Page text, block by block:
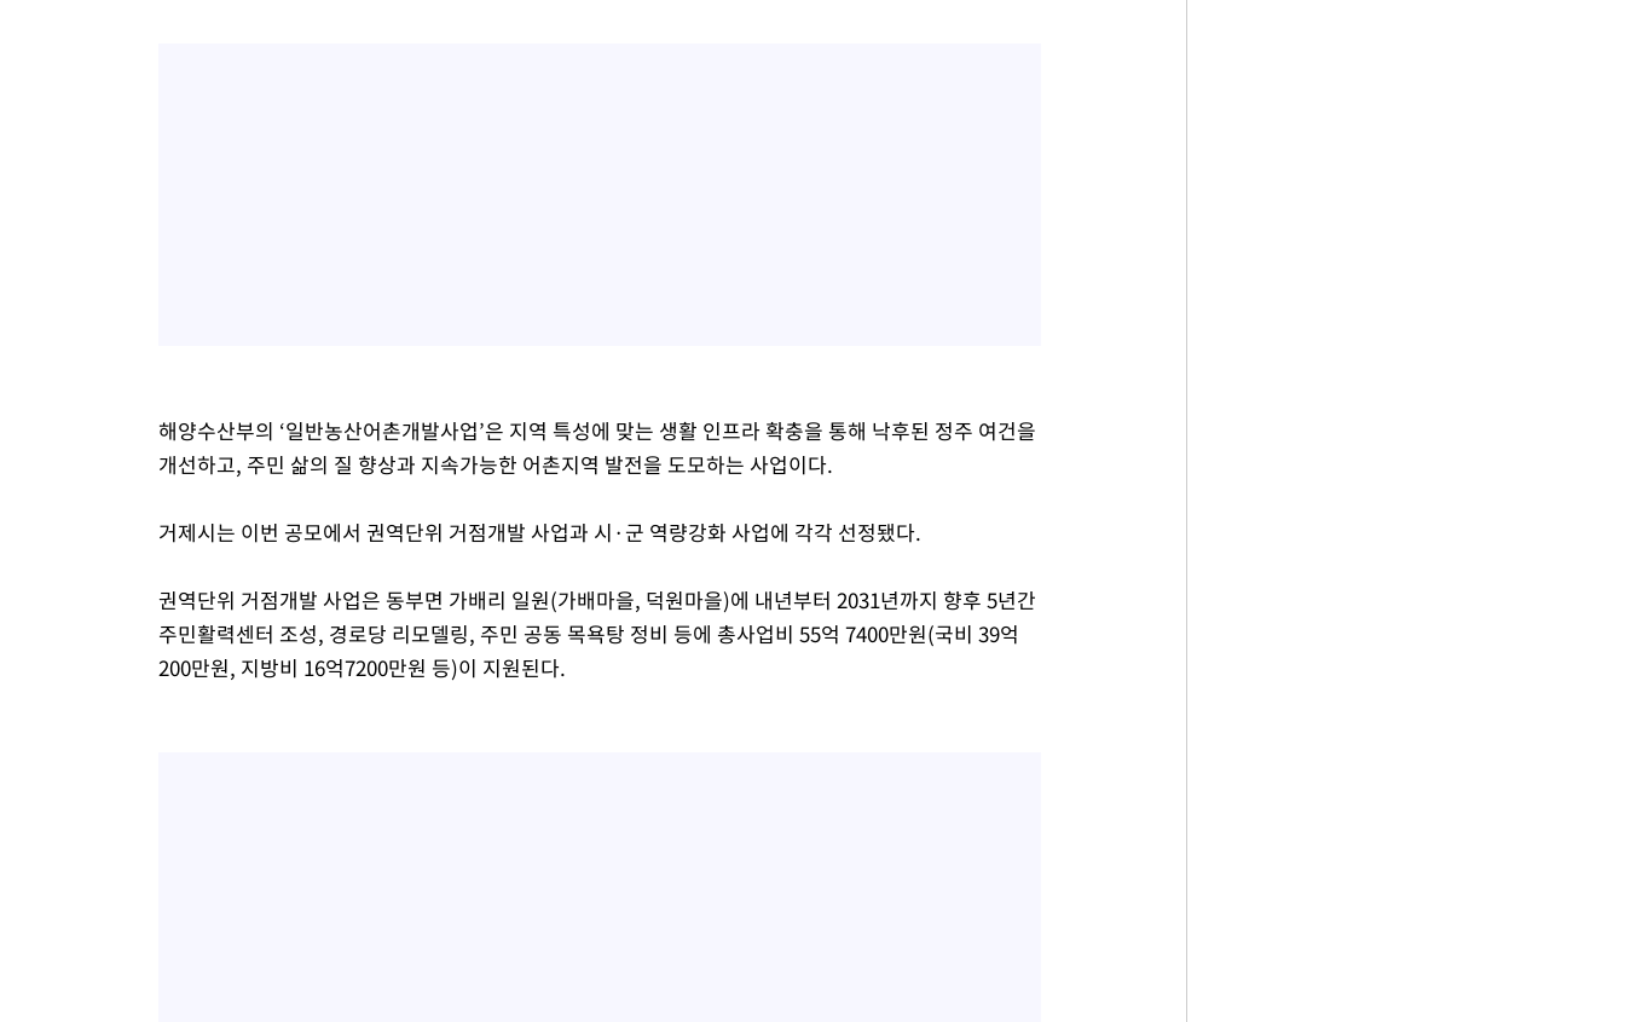
해양수산부의 ‘일반농산어촌개발사업’은 지역 특성에 맞는 생활 인프라 확충을 통해 낙후된 정주 여건을
개선하고, 주민 삶의 질 향상과 지속가능한 어촌지역 발전을 도모하는 사업이다.
거제시는 이번 공모에서 권역단위 거점개발 사업과 시·군 역량강화 사업에 각각 선정됐다.
권역단위 거점개발 사업은 동부면 가배리 일원(가배마을, 덕원마을)에 내년부터 2031년까지 향후 5년간
주민활력센터 조성, 경로당 리모델링, 주민 공동 목욕탕 정비 등에 총사업비 55억 7400만원(국비 39억
200만원, 지방비 16억7200만원 등)이 지원된다.